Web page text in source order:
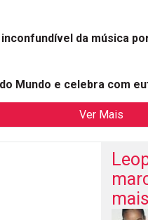
da música
Mundo e celebra com
Ver Mais